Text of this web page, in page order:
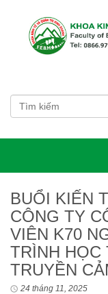
BUỔI KIẾN
CÔNG TY
VIÊN K70
TRÌNH HỌC
TRUYỀN
24 tháng 11, 2025